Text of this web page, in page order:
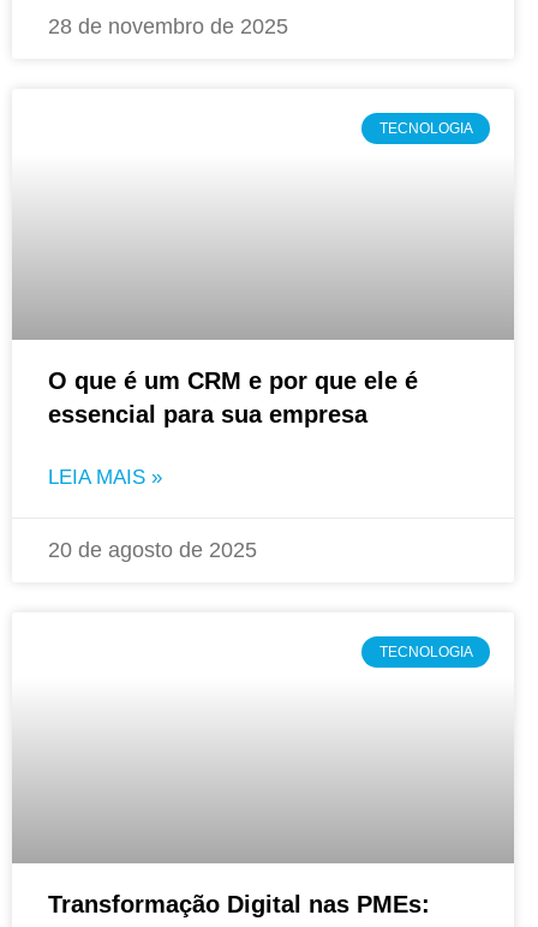
28 de novembro de 2025
TECNOLOGIA
O que é um CRM e por que ele é
essencial para sua empresa
LEIA MAIS »
20 de agosto de 2025
TECNOLOGIA
Transformação Digital nas PMEs: